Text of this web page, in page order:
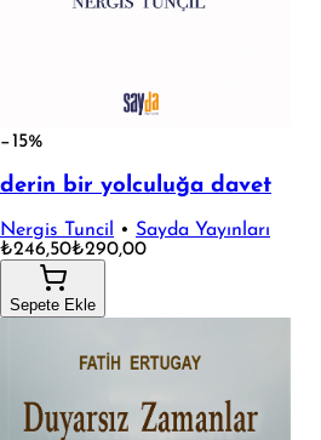
−15%
derin bir yolculuğa davet
Nergis Tuncil • Sayda Yayınları
₺246,50₺290,00
Sepete Ekle